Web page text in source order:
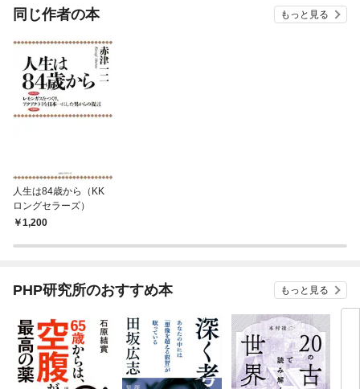
同じ作者の本 もっと見る
人生は84歳から（KK
ロングセラーズ）
1,200
PHP研究所のおすすめ本 もっと見る